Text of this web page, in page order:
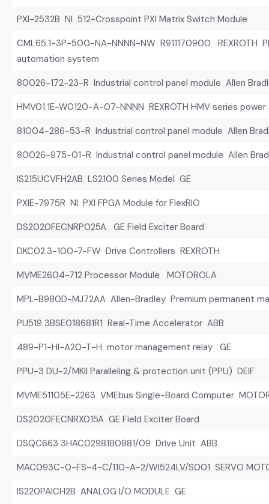
PXI-2532B NI 512-Crosspoint PXI Matrix Switch Module
CML65.1-3P-500-NA-NNNN-NW R911170900 REXROTH
automation system
80026-172-23-R Industrial control panel module Allen
HMV01.1E-W0120-A-07-NNNN REXROTH HMV series
81004-286-53-R Industrial control panel module Allen
80026-975-01-R Industrial control panel module Allen
IS215UCVFH2AB LS2100 Series Model GE
PXIE-7975R NI PXI FPGA Module for FlexRIO
DS2020FECNRP025A GE Field Exciter Board
DKC02.3-100-7-FW Drive Controllers REXROTH
MVME2604-712 Processor Module MOTOROLA
MPL-B980D-MJ72AA Allen-Bradley Premium permanent
PU519 3BSE018681R1 Real-Time Accelerator ABB
489-P1-HI-A20-T-H motor management relay GE
PPU-3 DU-2/MKII Paralleling & protection unit (PPU) DEIF
MVME51105E-2263 VMEbus Single-Board Computer
DS2020FECNRX015A GE Field Exciter Board
DSQC663 3HAC0298180881/09 Drive Unit ABB
MAC093C-0-FS-4-C/110-A-2/WI524LV/S001 SERVO
IS220PAICH2B ANALOG I/O MODULE GE